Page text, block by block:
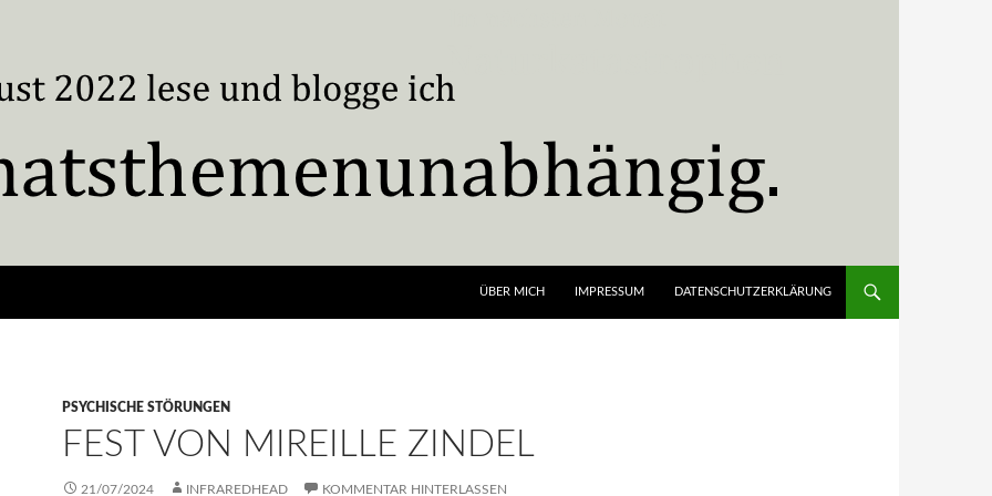
ÜBER MICH IMPRESSUM DATENSCHUTZERKLÄRUNG
PSYCHISCHE STÖRUNGEN
FEST VON MIREILLE ZINDEL
21/07/2024 INFRAREDHEAD KOMMENTAR HINTERLASSEN